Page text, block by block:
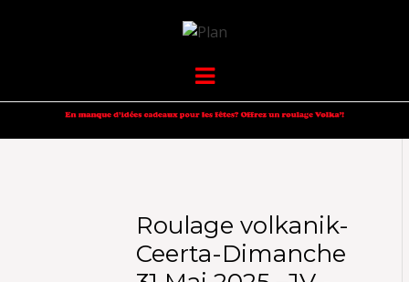
VOLKANIK-
ENDURANCE
Menu
Roulage volkanik-
Ceerta-Dimanche